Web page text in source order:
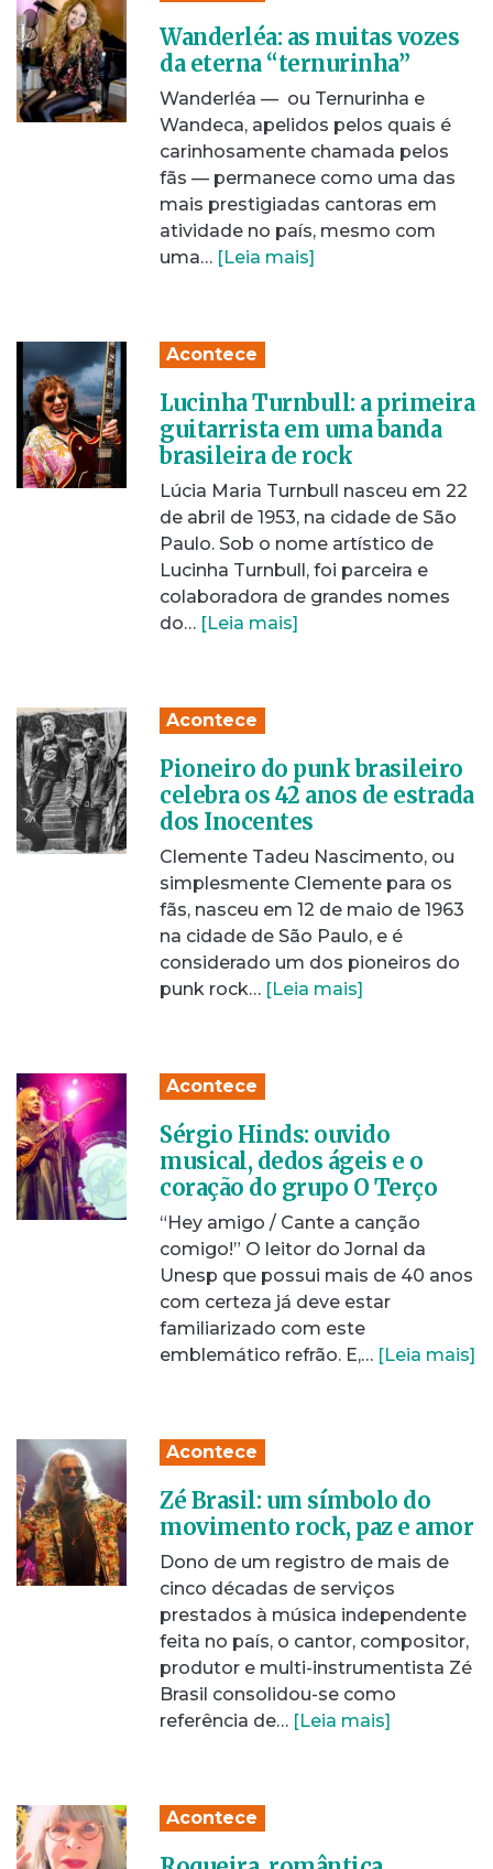
Wanderléa: as muitas vozes
da eterna “ternurinha”
Wanderléa — ­ ou Ternurinha e
Wandeca, apelidos pelos quais é
carinhosamente chamada pelos
fãs — permanece como uma das
mais prestigiadas cantoras em
atividade no país, mesmo com
uma… [Leia mais]
Acontece
Lucinha Turnbull: a primeira
guitarrista em uma banda
brasileira de rock
Lúcia Maria Turnbull nasceu em 22
de abril de 1953, na cidade de São
Paulo. Sob o nome artístico de
Lucinha Turnbull, foi parceira e
colaboradora de grandes nomes
do… [Leia mais]
Acontece
Pioneiro do punk brasileiro
celebra os 42 anos de estrada
dos Inocentes
Clemente Tadeu Nascimento, ou
simplesmente Clemente para os
fãs, nasceu em 12 de maio de 1963
na cidade de São Paulo, e é
considerado um dos pioneiros do
punk rock… [Leia mais]
Acontece
Sérgio Hinds: ouvido
musical, dedos ágeis e o
coração do grupo O Terço
“Hey amigo / Cante a canção
comigo!” O leitor do Jornal da
Unesp que possui mais de 40 anos
com certeza já deve estar
familiarizado com este
emblemático refrão. E,… [Leia mais]
Acontece
Zé Brasil: um símbolo do
movimento rock, paz e amor
Dono de um registro de mais de
cinco décadas de serviços
prestados à música independente
feita no país, o cantor, compositor,
produtor e multi-instrumentista Zé
Brasil consolidou-se como
referência de… [Leia mais]
Acontece